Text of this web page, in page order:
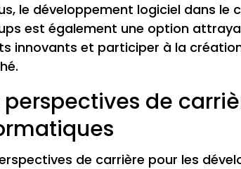
le développement logiciel dans le
est également une option
innovants et participer à la
perspectives de
de carrière pour les